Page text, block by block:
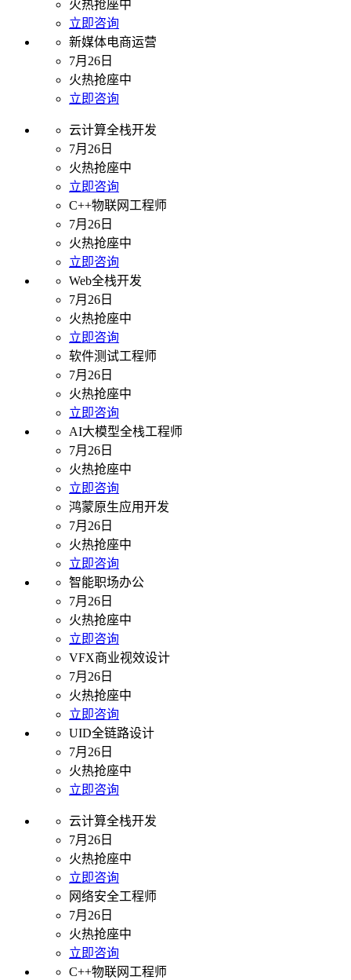
火热抢座中
立即咨询
新媒体电商运营
7月26日
火热抢座中
立即咨询
云计算全栈开发
7月26日
火热抢座中
立即咨询
C++物联网工程师
7月26日
火热抢座中
立即咨询
Web全栈开发
7月26日
火热抢座中
立即咨询
软件测试工程师
7月26日
火热抢座中
立即咨询
AI大模型全栈工程师
7月26日
火热抢座中
立即咨询
鸿蒙原生应用开发
7月26日
火热抢座中
立即咨询
智能职场办公
7月26日
火热抢座中
立即咨询
VFX商业视效设计
7月26日
火热抢座中
立即咨询
UID全链路设计
7月26日
火热抢座中
立即咨询
云计算全栈开发
7月26日
火热抢座中
立即咨询
网络安全工程师
7月26日
火热抢座中
立即咨询
C++物联网工程师